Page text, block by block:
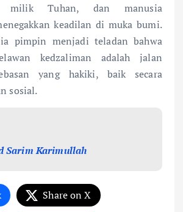
milik Tuhan, dan manusia
keadilan di muka bumi.
pimpin menjadi teladan bahwa
kedzaliman adalah jalan
yang hakiki, baik secara
sosial.
Sarim Karimullah
Share on X